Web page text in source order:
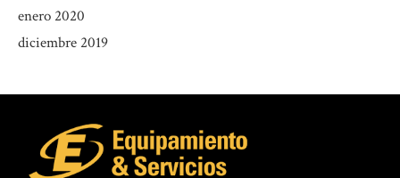
enero 2020
diciembre 2019